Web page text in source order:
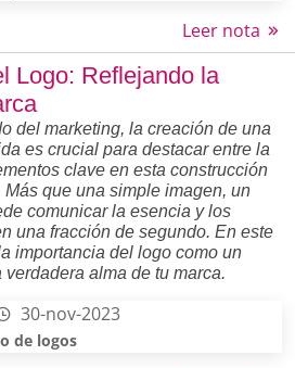
Leer nota
Logo: Reflejando la
del marketing, la creación de una
es crucial para destacar entre la
clave en esta construcción
que una simple imagen, un
comunicar la esencia y los
una fracción de segundo. En este
importancia del logo como un
alma de tu marca.
30-nov-2023
de logos